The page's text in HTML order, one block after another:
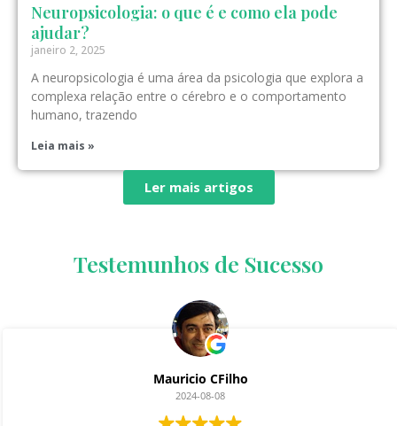
Neuropsicologia: o que é e como ela pode
ajudar?
janeiro 2, 2025
A neuropsicologia é uma área da psicologia que explora a
complexa relação entre o cérebro e o comportamento
humano, trazendo
Leia mais »
Ler mais artigos
Testemunhos de Sucesso
Mauricio CFilho
2024-08-08